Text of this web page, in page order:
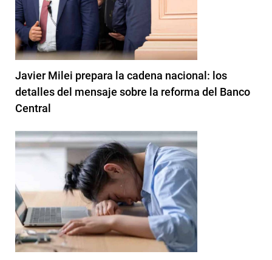
Javier Milei prepara la cadena nacional: los
detalles del mensaje sobre la reforma del Banco
Central